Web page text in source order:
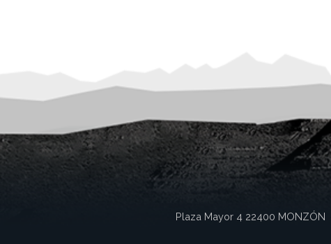
Plaza Mayor 4 22400 MONZÓN